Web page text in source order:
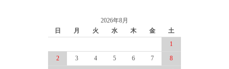
2026年8月
日
月 火 水 木 金
土
1
2
3 4 5 6 7
8